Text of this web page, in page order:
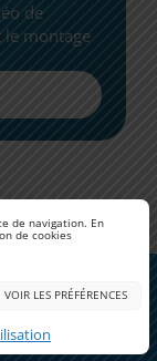
de navigation. En
de cookies
VOIR LES PRÉFÉRENCES
de
montage